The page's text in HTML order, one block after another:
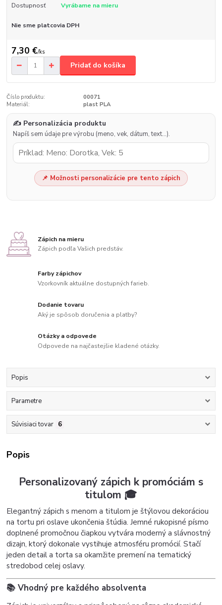
Dostupnosť Vyrábame na mieru
Nie sme platcovia DPH
7,30 €/ks
Pridať do košíka
Číslo produktu:
00071
Materiál:
plast PLA
✍️ Personalizácia produktu
Napíš sem údaje pre výrobu (meno, vek, dátum, text…).
📌 Možnosti personalizácie pre tento zápich
Zápich na mieru
Zápich podľa Vašich predstáv.
Farby zápichov
Vzorkovník aktuálne dostupných farieb.
Dodanie tovaru
Aký je spôsob doručenia a platby?
Otázky a odpovede
Odpovede na najčastejšie kladené otázky.
Popis
Parametre
Súvisiaci tovar 6
Popis
Personalizovaný zápich k promóciám s
titulom 🎓
Elegantný zápich s menom a titulom je štýlovou dekoráciou
na tortu pri oslave ukončenia štúdia. Jemné rukopisné písmo
doplnené promočnou čiapkou vytvára moderný a slávnostný
dizajn, ktorý dokonale vystihuje atmosféru promócií. Stačí
jeden detail a torta sa okamžite premení na tematický
stredobod celej oslavy.
📚 Vhodný pre každého absolventa